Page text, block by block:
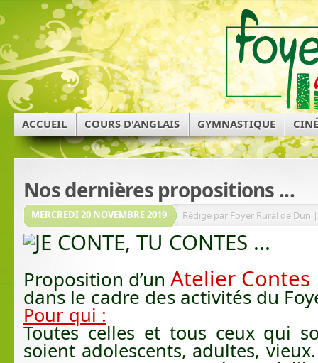
ACCUEIL COURS D'ANGLAIS GYMNASTIQUE
Nos dernières propositions ...
MERCREDI 20 NOVEMBRE 2019 Rédigé par Foyer Rural de Dun
JE CONTE, TU CONTES ...
Proposition d’un Atelier Contes
dans le cadre des activités du
Pour qui :
Toutes celles et tous ceux qui
soient adolescents, adultes,